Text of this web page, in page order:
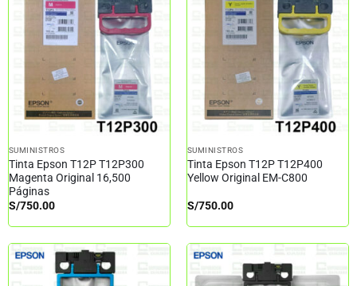
SUMINISTROS
Tinta Epson T12P T12P300
Magenta Original 16,500
Páginas
S/750.00
SUMINISTROS
Tinta Epson T12P T12P400
Yellow Original EM-C800
S/750.00